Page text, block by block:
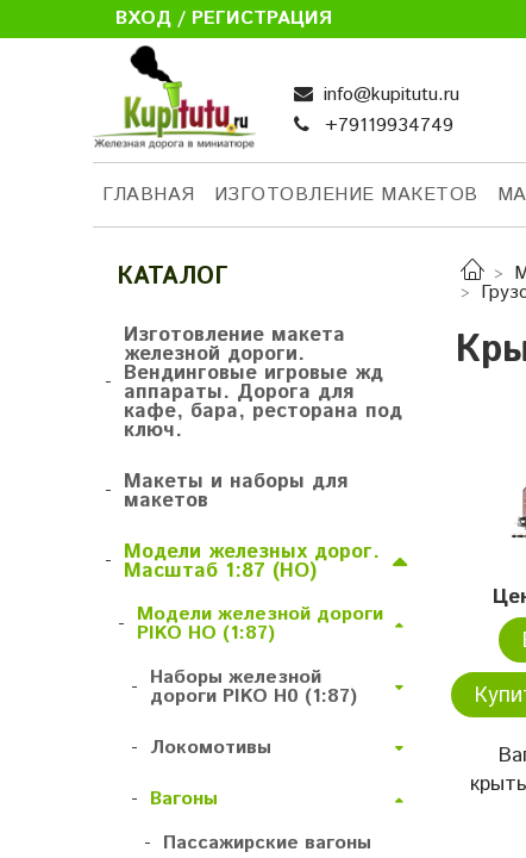
ВХОД / РЕГИСТРАЦИЯ
info@kupitutu.ru
+79119934749
ГЛАВНАЯ ИЗГОТОВЛЕНИЕ МАКЕТОВ
КАТАЛОГ
-
Изготовление макета
железной дороги.
Вендинговые игровые жд
аппараты. Дорога для
кафе, бара, ресторана под
ключ.
- Макеты и наборы для
макетов
- Модели железных дорог.
Масштаб 1:87 (HO)
- Модели железной дороги
PIKO HO (1:87)
- Наборы железной
дороги PIKO H0 (1:87)
- Локомотивы
- Вагоны
- Пассажирские вагоны